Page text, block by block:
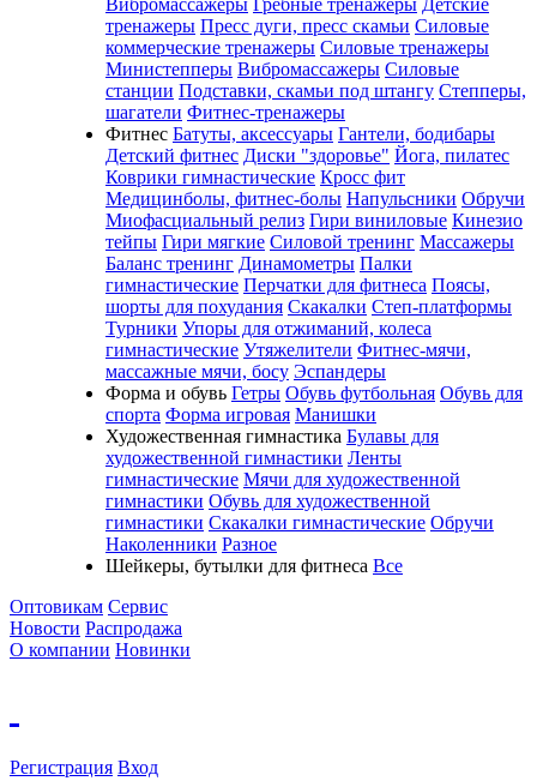
Вибромассажеры Гребные тренажеры Детские
тренажеры Пресс дуги, пресс скамьи Силовые
коммерческие тренажеры Силовые тренажеры
Министепперы Вибромассажеры Силовые
станции Подставки, скамьи под штангу Степперы,
шагатели Фитнес-тренажеры
Фитнес Батуты, аксессуары Гантели, бодибары
Детский фитнес Диски "здоровье" Йога, пилатес
Коврики гимнастические Кросс фит
Медицинболы, фитнес-болы Напульсники Обручи
Миофасциальный релиз Гири виниловые Кинезио
тейпы Гири мягкие Силовой тренинг Массажеры
Баланс тренинг Динамометры Палки
гимнастические Перчатки для фитнеса Поясы,
шорты для похудания Скакалки Степ-платформы
Турники Упоры для отжиманий, колеса
гимнастические Утяжелители Фитнес-мячи,
массажные мячи, босу Эспандеры
Форма и обувь Гетры Обувь футбольная Обувь для
спорта Форма игровая Манишки
Художественная гимнастика Булавы для
художественной гимнастики Ленты
гимнастические Мячи для художественной
гимнастики Обувь для художественной
гимнастики Скакалки гимнастические Обручи
Наколенники Разное
Шейкеры, бутылки для фитнеса Все
Оптовикам Сервис
Новости Распродажа
О компании Новинки
Регистрация Вход